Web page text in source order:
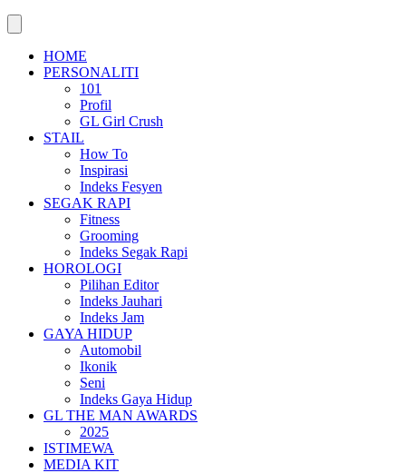
HOME
PERSONALITI
101
Profil
GL Girl Crush
STAIL
How To
Inspirasi
Indeks Fesyen
SEGAK RAPI
Fitness
Grooming
Indeks Segak Rapi
HOROLOGI
Pilihan Editor
Indeks Jauhari
Indeks Jam
GAYA HIDUP
Automobil
Ikonik
Seni
Indeks Gaya Hidup
GL THE MAN AWARDS
2025
ISTIMEWA
MEDIA KIT